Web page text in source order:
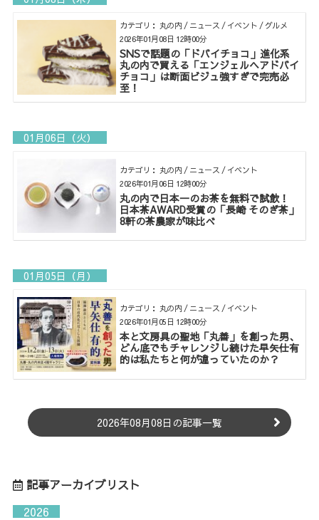
カテゴリ： 丸の内 / ニュース / イベント / グルメ
SNSで話題の「ドバイチョコ」進化系
丸の内で買える「エンジェルヘアドバイ
チョコ」は断面ビジュ強すぎで完売必
至！
2026年01月08日 12時00分
01月06日（火）
カテゴリ： 丸の内 / ニュース / イベント
丸の内で日本一のお茶を無料で試飲！
日本茶AWARD受賞の「長崎 そのぎ茶」
8軒の茶農家が味比べ
2026年01月06日 12時00分
01月05日（月）
カテゴリ： 丸の内 / ニュース / イベント
本と文房具の聖地「丸善」を創った男、
どん底でもチャレンジし続けた早矢仕有
的は私たちと何が違っていたのか？
2026年01月05日 12時00分
2026年08月08日の記事一覧
記事アーカイブリスト
2026